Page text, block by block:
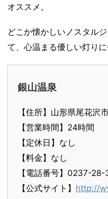
オススメ。
どこか懐かしいノスタル
て、心温まる優しい灯りに
銀山温泉
【住所】山形県尾花沢
【営業時間】24時間
【定休日】なし
【料金】なし
【電話番号】0237-28-
【公式サイト】 http://